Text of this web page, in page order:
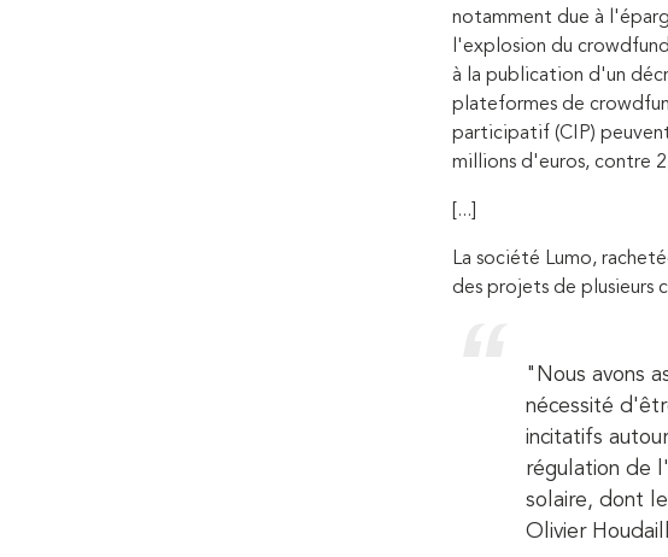
notamment due à
l'explosion du
à la publication d'un
plateformes de
participatif (CIP)
millions d'euros, contre
[...]
La société Lumo,
des projets de plusieurs
"Nous avons
nécessité
incitatifs
régulation de
solaire, dont
Olivier